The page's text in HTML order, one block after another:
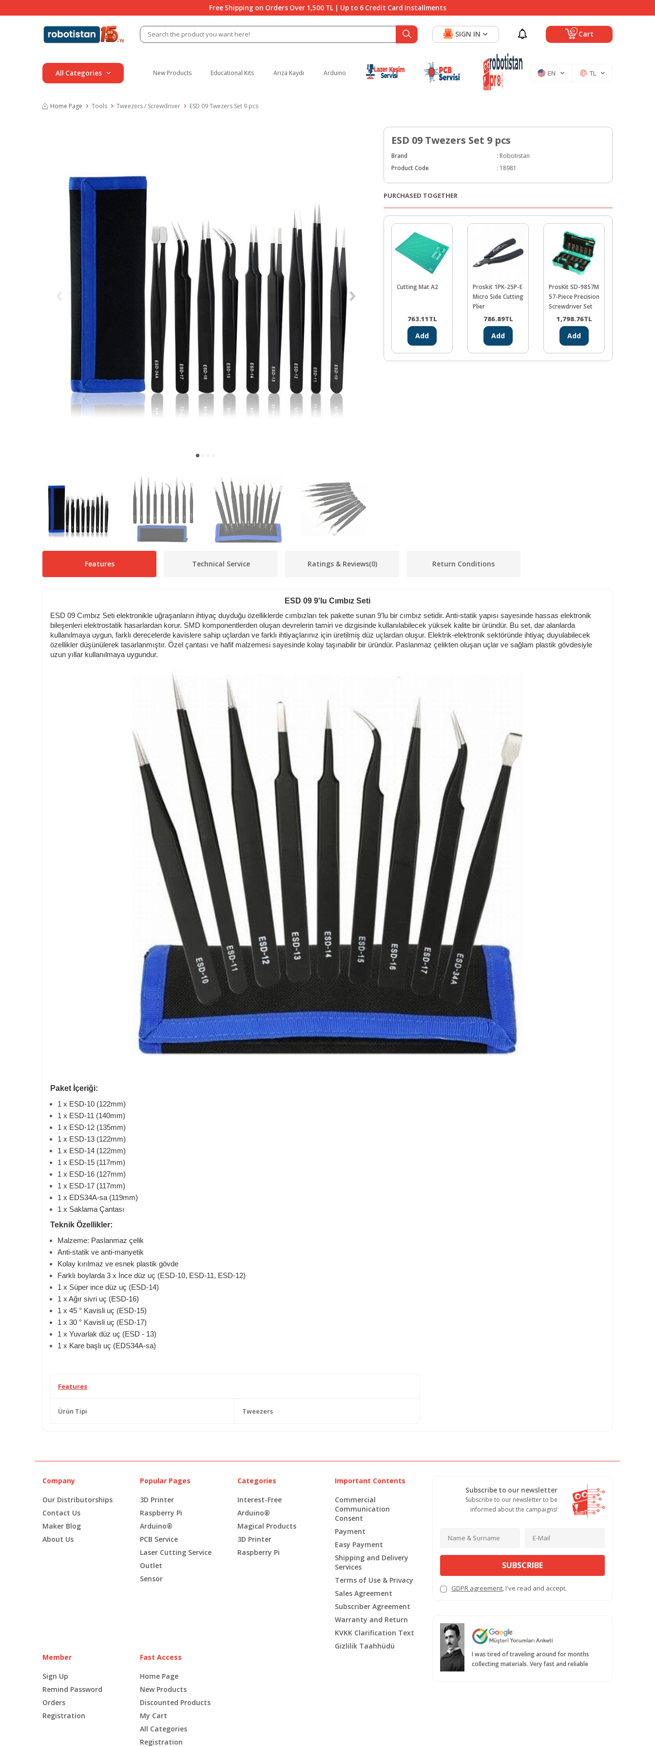
Free Shipping on Orders Over 1,500 TL | Up to 6 Credit Card Installments
0 Cart
SIGN IN
All Categories New Products Educational Kits Arıza Kaydı Arduino EN TL
Home Page Tools Tweezers / Screwdriver ESD 09 Twezers Set 9 pcs
ESD 09 Twezers Set 9 pcs
Brand : Robotistan
Product Code
: 18981
PURCHASED TOGETHER
Cutting Mat A2
763.11TL
Add
Proskit 1PK-25P-E
Micro Side Cutting
Plier
786.89TL
Add
ProsKit SD-9857M
57-Piece Precision
Screwdriver Set
1,798.76TL
Add
Features Technical Service Ratings & Reviews(0) Return Conditions
ESD 09 9'lu Cımbız Seti
ESD 09 Cımbız Seti elektronikle uğraşanların ihtiyaç duyduğu özelliklerde cımbızları tek pakette sunan 9’lu bir cımbız setidir. Anti-statik yapısı sayesinde hassas elektronik
bileşenleri elektrostatik hasarlardan korur. SMD komponentlerden oluşan devrelerin tamiri ve dizgisinde kullanılabilecek yüksek kalite bir üründür. Bu set, dar alanlarda
kullanılmaya uygun, farklı derecelerde kavislere sahip uçlardan ve farklı ihtiyaçlarınız için üretilmiş düz uçlardan oluşur. Elektrik-elektronik sektöründe ihtiyaç duyulabilecek
özellikler düşünülerek tasarlanmıştır. Özel çantası ve hafif malzemesi sayesinde kolay taşınabilir bir üründür. Paslanmaz çelikten oluşan uçlar ve sağlam plastik gövdesiyle
uzun yıllar kullanılmaya uygundur.
Paket İçeriği:
1 x ESD-10 (122mm)
1 x ESD-11 (140mm)
1 x ESD-12 (135mm)
1 x ESD-13 (122mm)
1 x ESD-14 (122mm)
1 x ESD-15 (117mm)
1 x ESD-16 (127mm)
1 x ESD-17 (117mm)
1 x EDS34A-sa (119mm)
1 x Saklama Çantası
Teknik Özellikler:
Malzeme: Paslanmaz çelik
Anti-statik ve anti-manyetik
Kolay kırılmaz ve esnek plastik gövde
Farklı boylarda 3 x İnce düz uç (ESD-10, ESD-11, ESD-12)
1 x Süper ince düz uç (ESD-14)
1 x Ağır sivri uç (ESD-16)
1 x 45 ° Kavisli uç (ESD-15)
1 x 30 ° Kavisli uç (ESD-17)
1 x Yuvarlak düz uç (ESD - 13)
1 x Kare başlı uç (EDS34A-sa)
Features
Ürün Tipi Tweezers
Company
Our Distributorships
Contact Us
Maker Blog
About Us
Popular Pages
3D Printer
Raspberry Pi
Arduino®
PCB Service
Laser Cutting Service
Outlet
Sensor
Categories
Interest-Free
Arduino®
Magical Products
3D Printer
Raspberry Pi
Important Contents
Commercial
Communication
Consent
Payment
Easy Payment
Shipping and Delivery
Services
Terms of Use & Privacy
Sales Agreement
Subscriber Agreement
Warranty and Return
KVKK Clarification Text
Gizlilik Taahhüdü
Member
Sign Up
Remind Password
Orders
Registration
Fast Access
Home Page
New Products
Discounted Products
My Cart
All Categories
Registration
Subscribe to our newsletter
Subscribe to our newsletter to be
informed about the campaigns!
SUBSCRIBE
GDPR agreement, I've read and accept.
I was tired of traveling around for months
collecting materials. Very fast and reliable